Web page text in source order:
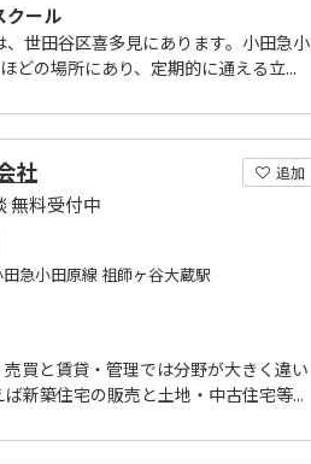
クール
世田谷区喜多見にあります。小田急小
どの場所にあり、定期的に通える立...
追加
社
無料受付中
急小田原線 祖師ヶ谷大蔵駅
買と賃貸・管理では分野が大きく違い
新築住宅の販売と土地・中古住宅等...